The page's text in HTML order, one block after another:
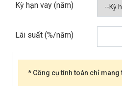
Kỳ hạn vay (năm)
Lãi suất (%/năm)
* Công cụ tính toán chỉ mang